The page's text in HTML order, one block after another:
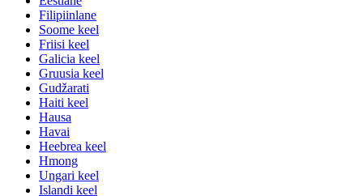
Filipiinlane
Soome keel
Friisi keel
Galicia keel
Gruusia keel
Gudžarati
Haiti keel
Hausa
Havai
Heebrea keel
Hmong
Ungari keel
Islandi keel